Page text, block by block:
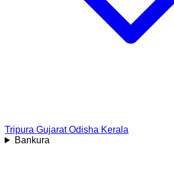
Tripura Gujarat Odisha Kerala
Bankura